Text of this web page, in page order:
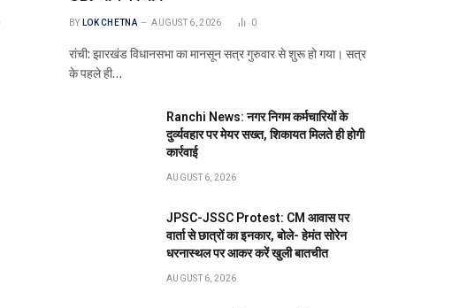
BY LOK CHETNA AUGUST 6, 2026 0
रांची: झारखंड विधानसभा का मानसून सत्र गुरुवार से शुरू हो गया। सत्र
के पहले ही…
Ranchi News: नगर निगम कर्मचारियों के
दुर्व्यवहार पर मेयर सख्त, शिकायत मिलते ही होगी
कार्रवाई
AUGUST 6, 2026
JPSC-JSSC Protest: CM आवास पर
वार्ता से छात्रों का इनकार, बोले- हेमंत सोरेन
धरनास्थल पर आकर करें खुली बातचीत
AUGUST 6, 2026